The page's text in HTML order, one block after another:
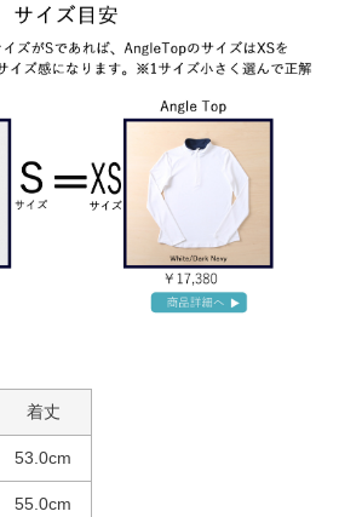
着丈
53.0cm
55.0cm